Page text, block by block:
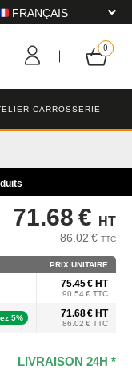
CARROSSERIE
PRIX UNITAIRE
75.45 € HT
90.54 € TTC
5% 71.68 € HT
86.02 € TTC
LIVRAISON 24H *
71.68 € HT
86.02 € TTC